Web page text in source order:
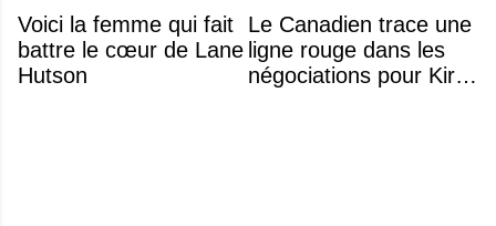
Voici la femme qui fait
battre le cœur de Lane
Hutson
Le Canadien trace une
ligne rouge dans les
négociations pour Kirill